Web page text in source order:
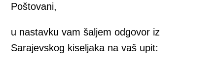
Poštovani,
u nastavku vam šaljem odgovor iz
Sarajevskog kiseljaka na vaš upit: